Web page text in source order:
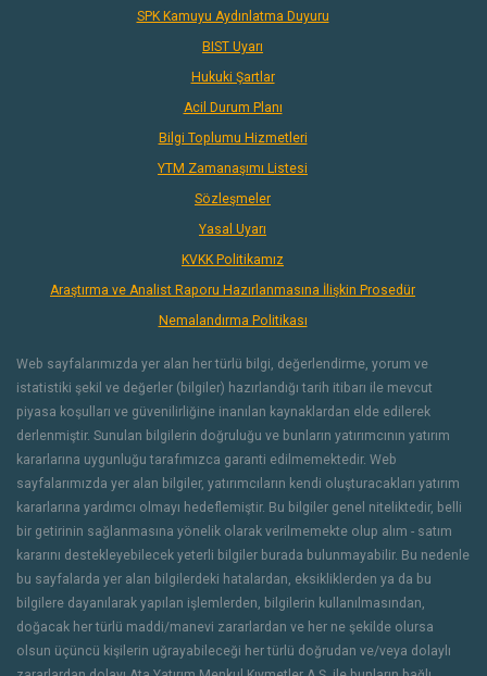
SPK Kamuyu Aydınlatma Duyuru
BIST Uyarı
Hukuki Şartlar
Acil Durum Planı
Bilgi Toplumu Hizmetleri
YTM Zamanaşımı Listesi
Sözleşmeler
Yasal Uyarı
KVKK Politikamız
Araştırma ve Analist Raporu Hazırlanmasına İlişkin Prosedür
Nemalandırma Politikası
Web sayfalarımızda yer alan her türlü bilgi, değerlendirme, yorum ve
istatistiki şekil ve değerler (bilgiler) hazırlandığı tarih itibarı ile mevcut
piyasa koşulları ve güvenilirliğine inanılan kaynaklardan elde edilerek
derlenmiştir. Sunulan bilgilerin doğruluğu ve bunların yatırımcının yatırım
kararlarına uygunluğu tarafımızca garanti edilmemektedir. Web
sayfalarımızda yer alan bilgiler, yatırımcıların kendi oluşturacakları yatırım
kararlarına yardımcı olmayı hedeflemiştir. Bu bilgiler genel niteliktedir, belli
bir getirinin sağlanmasına yönelik olarak verilmemekte olup alım - satım
kararını destekleyebilecek yeterli bilgiler burada bulunmayabilir. Bu nedenle
bu sayfalarda yer alan bilgilerdeki hatalardan, eksikliklerden ya da bu
bilgilere dayanılarak yapılan işlemlerden, bilgilerin kullanılmasından,
doğacak her türlü maddi/manevi zararlardan ve her ne şekilde olursa
olsun üçüncü kişilerin uğrayabileceği her türlü doğrudan ve/veya dolaylı